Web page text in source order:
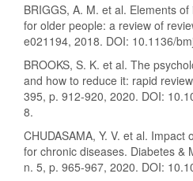
BRIGGS, A. M. et al. Elements
for older people: a review of
e021194, 2018. DOI: 10.1136/
BROOKS, S. K. et al. The
and how to reduce it: rapid
395, p. 912-920, 2020. DOI:
8.
CHUDASAMA, Y. V. et al.
for chronic diseases. Diabetes &
n. 5, p. 965-967, 2020. DOI: